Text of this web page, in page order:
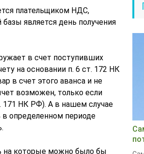
плательщиком НДС,
является день получения
в счет поступивших
на основании п. 6 ст. 172 НК
в счет этого аванса и не
возможен, только если
171 НК РФ). А в нашем случае
в определенном периоде
на которые можно было бы